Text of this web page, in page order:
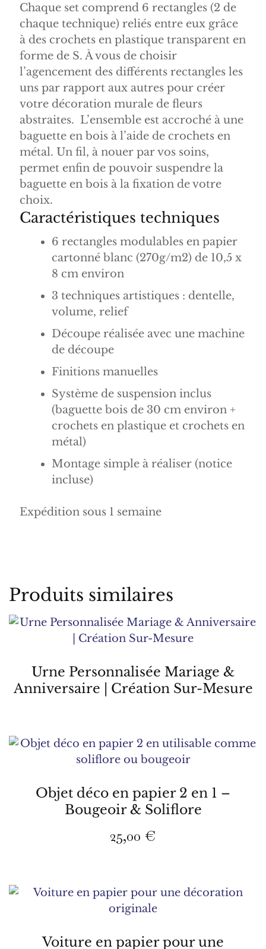
Chaque set comprend 6 rectangles (2 de
chaque technique) reliés entre eux grâce
à des crochets en plastique transparent en
forme de S. À vous de choisir
l’agencement des différents rectangles les
uns par rapport aux autres pour créer
votre décoration murale de fleurs
abstraites. L’ensemble est accroché à une
baguette en bois à l’aide de crochets en
métal. Un fil, à nouer par vos soins,
permet enfin de pouvoir suspendre la
baguette en bois à la fixation de votre
choix.
Caractéristiques techniques
6 rectangles modulables en papier
cartonné blanc (270g/m2) de 10,5 x
8 cm environ
3 techniques artistiques : dentelle,
volume, relief
Découpe réalisée avec une machine
de découpe
Finitions manuelles
Système de suspension inclus
(baguette bois de 30 cm environ +
crochets en plastique et crochets en
métal)
Montage simple à réaliser (notice
incluse)
Expédition sous 1 semaine
Produits similaires
Urne Personnalisée Mariage &
Anniversaire | Création Sur-Mesure
Objet déco en papier 2 en 1 –
Bougeoir & Soliflore
25,00 €
a
plusieurs
Les
Voiture en papier pour une